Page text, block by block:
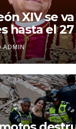
XIV se
hasta el
queda la
ADMIN